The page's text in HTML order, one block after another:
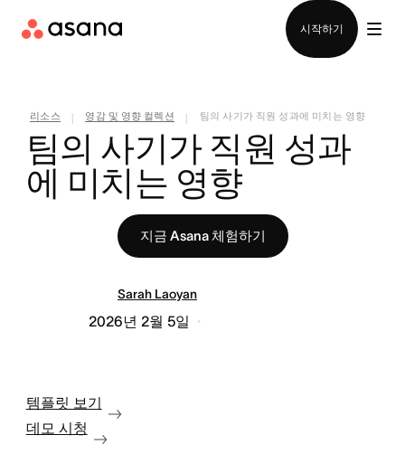
시작하기
리소스 영감 및 영향 컬렉션 팀의 사기가 직원 성과에 미치는 영향
팀의 사기가 직원 성과
에 미치는 영향
지금 Asana 체험하기
Sarah Laoyan
2026년 2월 5일
템플릿 보기
데모 시청